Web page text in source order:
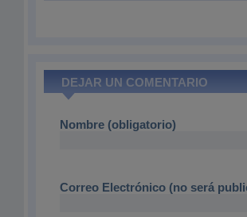
DEJAR UN COMENTARIO
Nombre (obligatorio)
Correo Electrónico (no será